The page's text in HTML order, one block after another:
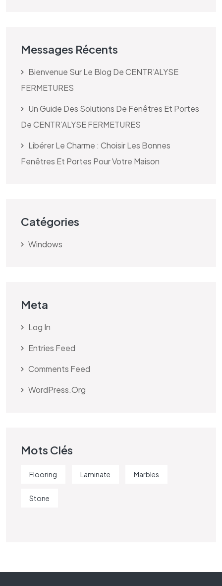
Messages Récents
Bienvenue Sur Le Blog De CENTR’ALYSE
FERMETURES
Un Guide Des Solutions De Fenêtres Et Portes
De CENTR’ALYSE FERMETURES
Libérer Le Charme : Choisir Les Bonnes
Fenêtres Et Portes Pour Votre Maison
Catégories
Windows
Meta
Log In
Entries Feed
Comments Feed
WordPress.org
Mots Clés
Flooring Laminate Marbles
Stone